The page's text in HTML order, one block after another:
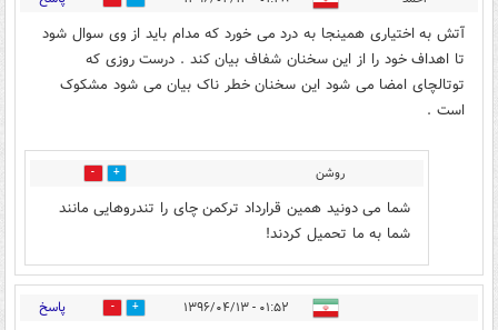
آتش به اختیاری همینجا به درد می خورد که مدام باید از وی سوال شود
تا اهداف خود را از این سخنان شفاف بیان کند . درست روزی که
توتالچای امضا می شود این سخنان خطر ناک بیان می شود مشکوک
است .
روشن 84
شما می دونید همین قرارداد ترکمن چای را تندروهایی مانند
شما به ما تحمیل کردند!
۰۱:۵۲ - ۱۳۹۶/۰۴/۱۳ 57 پاسخ